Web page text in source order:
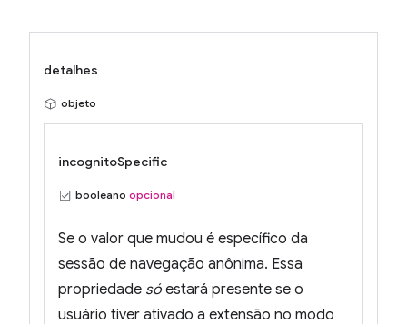
detalhes
objeto
incognitoSpecific
booleano opcional
Se o valor que mudou é específico da
sessão de navegação anônima. Essa
propriedade só estará presente se o
usuário tiver ativado a extensão no modo